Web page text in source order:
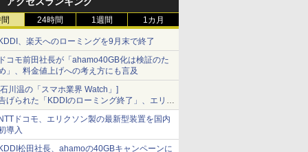
24時間 1週間 1カ月
、楽天へのローミングを9月末で終了
コモ前田社長が「ahamo40GB化は検証のた
」、料金値上げへの考え方にも言及
川温の「スマホ業界 Watch」]
げられた「KDDIのローミング終了」、エリア
ップの落とし穴と楽天モバイルの課題
ドコモ、エリクソン製の最新型装置を国内
導入
松田社長、ahamoの40GBキャンペーンに